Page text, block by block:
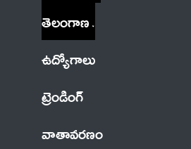
తెలంగాణ
ఉద్యోగాలు
ట్రెండింగ్
వాతావరణం